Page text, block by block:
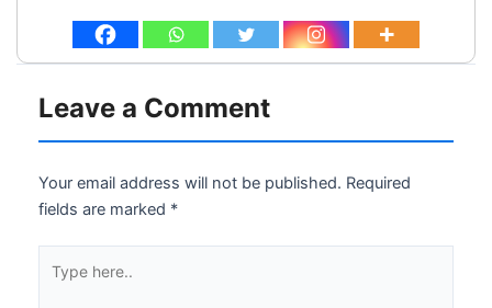
Leave a Comment
Your email address will not be published. Required
fields are marked *
here..